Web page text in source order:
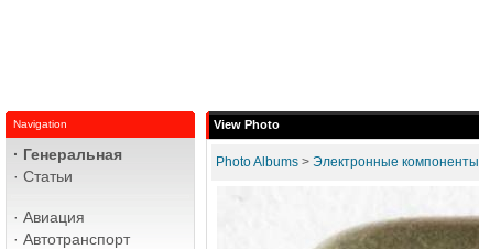
Navigation
· Генеральная
· Статьи
· Авиация
· Автотранспорт
View Photo
Photo Albums > Электронные компоненты